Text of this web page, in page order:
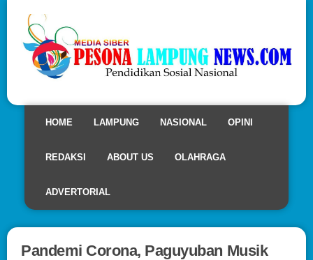
HOME LAMPUNG NASIONAL OPINI
REDAKSI ABOUT US OLAHRAGA
ADVERTORIAL
Pandemi Corona, Paguyuban Musik